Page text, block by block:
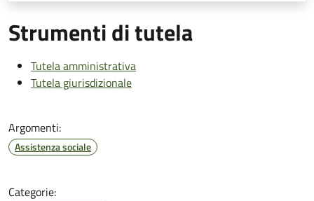
Strumenti di tutela
Tutela amministrativa
Tutela giurisdizionale
Argomenti:
Assistenza sociale
Categorie: